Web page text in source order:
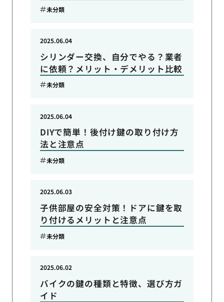
未分類
シリンダー交換、自分でやる？業者
に依頼？メリット・デメリット比較
2025.06.04
未分類
DIYで簡単！後付け鍵の取り付け方
法と注意点
2025.06.04
未分類
子供部屋の安全対策！ドアに鍵を取
り付けるメリットと注意点
2025.06.03
未分類
バイクの鍵の種類と特徴、選び方ガ
イド
2025.06.02